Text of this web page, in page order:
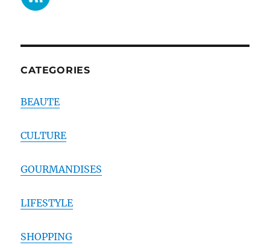
CATEGORIES
BEAUTE
CULTURE
GOURMANDISES
LIFESTYLE
SHOPPING